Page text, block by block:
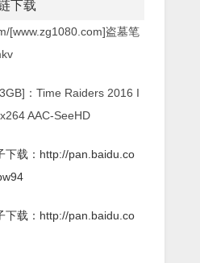
下载
[www.zg1080.com]盗墓笔
：Time Raiders 2016 I
AAC-SeeHD
下载：http://pan.baidu.co
下载：http://pan.baidu.co